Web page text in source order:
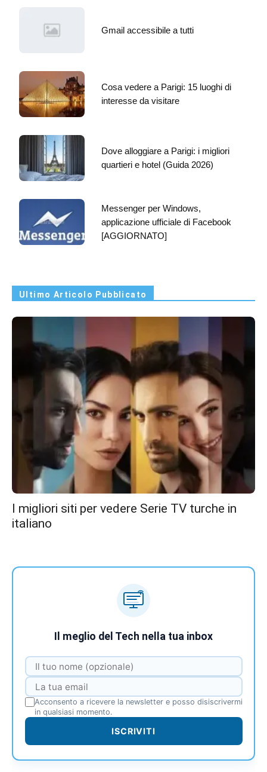
Gmail accessibile a tutti
Cosa vedere a Parigi: 15 luoghi di
interesse da visitare
Dove alloggiare a Parigi: i migliori
quartieri e hotel (Guida 2026)
Messenger per Windows,
applicazione ufficiale di Facebook
[AGGIORNATO]
Ultimo Articolo Pubblicato
I migliori siti per vedere Serie TV turche in
italiano
Il meglio del Tech nella tua inbox
Acconsento a ricevere la newsletter e posso disiscrivermi
in qualsiasi momento.
ISCRIVITI